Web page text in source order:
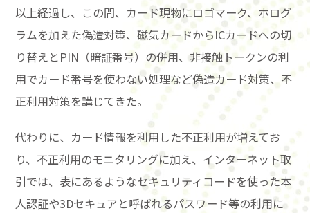
以上経過し、この間、カード現物にロゴマーク、ホログ
ラムを加えた偽造対策、磁気カードからICカードへの切
り替えとPIN（暗証番号）の併用、非接触トークンの利
用でカード番号を使わない処理など偽造カード対策、不
正利用対策を講じてきた。
代わりに、カード情報を利用した不正利用が増えてお
り、不正利用のモニタリングに加え、インターネット取
引では、表にあるようなセキュリティコードを使った本
人認証や3Dセキュアと呼ばれるパスワード等の利用に